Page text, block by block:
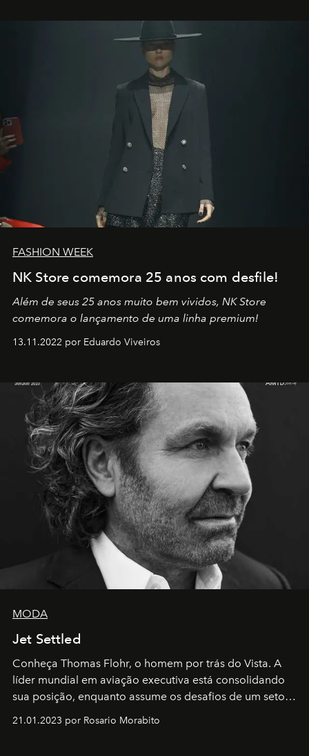
por propósitos, com um claro senso de missão na vida e
FASHION WEEK
NK Store comemora 25 anos com desfile!
Além de seus 25 anos muito bem vividos, NK Store
comemora o lançamento de uma linha premium!
13.11.2022 por Eduardo Viveiros
MODA
Jet Settled
Conheça Thomas Flohr, o homem por trás do Vista. A
líder mundial em aviação executiva está consolidando
sua posição, enquanto assume os desafios de um setor
em rápida evolução e redefinindo o conceito de luxo
21.01.2023 por Rosario Morabito